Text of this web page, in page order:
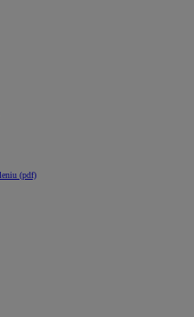
(pdf)